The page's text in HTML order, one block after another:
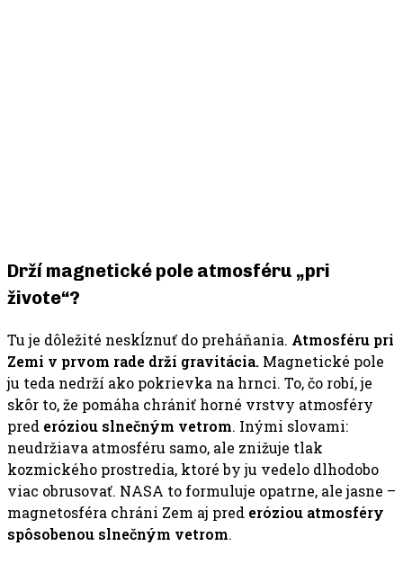
Drží magnetické pole atmosféru „pri
živote“?
Tu je dôležité neskĺznuť do preháňania. Atmosféru pri
Zemi v prvom rade drží gravitácia. Magnetické pole
ju teda nedrží ako pokrievka na hrnci. To, čo robí, je
skôr to, že pomáha chrániť horné vrstvy atmosféry
pred eróziou slnečným vetrom. Inými slovami:
neudržiava atmosféru samo, ale znižuje tlak
kozmického prostredia, ktoré by ju vedelo dlhodobo
viac obrusovať. NASA to formuluje opatrne, ale jasne –
magnetosféra chráni Zem aj pred eróziou atmosféry
spôsobenou slnečným vetrom.